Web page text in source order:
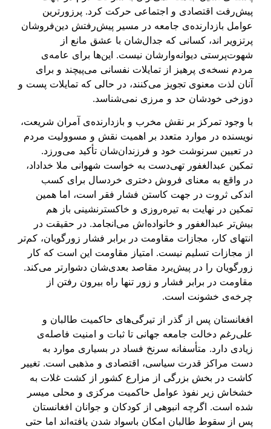
پیش‌رفت اقتصادی و اجتماعی حرکت کرد. پرزورترین
عوامل بازدارنده‌ی جامعه در مسیر پیش‌رفتش دین‌فروشان
پرتزویر اند، کسانی که جدال‌شان با عشق مانع از
شهوت‌پرستی دیوانه‌وارشان نیست. این‌ها برای عامه‌ی
مردم نسخه‌ی پرهیز از تمایلات نفسانی می‌پیچند و برای
آنان لذت معنوی تجویز می‌کنند، در حالی که تمایلات پست و
دوزخی خودشان حد و مرزی نمی‌شناسد.
با وجود تمرکز بر نقش مخرب و بازدارنده‌ی آمران شریعت،
نویسنده در موارد متعدد بر اهمیت نقش و مسوولیت مردم
در تعیین سرنوشت خود و فرزندان‌شان تأکید می‌ورزد.
تمکین عبدالغفور تهی‌دست به خواست شهوانی ملا خداداد،
در واقع به معنای فروش دختری خردسال برای کسب
اندکی ثروت در جهت کاستن فشار فقر است، اما همین
تمکین در نهایت به تیره‌روزی و خاکسترنشینی باز هم
بیش‌تر عبدالغفور و خانواده‌اش می‌انجامد. در حقیقت در
انتهای کار، مجازات مقاومت در برابر فشار زورگویان، کم‌تر
از مجازات تسلیم نیست. امتیاز مقاومت این است که کار
زورگویان را در پیش‌برد مقاصد بعدی‌شان دشوارتر می‌کند.
مقاومت در برابر فشار و زور تنها راه بیرون رفتن از
چرخه‌ی خشونت است.
افغانستان پس از گذر از تیرگی‌های حاکمیت طالبان و
علی‌رغم دخالت جامعه‌ جهانی تا ثبات و امنیت فاصله‌ی
زیادی دارد. متأسفانه سرنخ فساد در بسیاری موارد به
دست مراکز قدرت سیاسی، اقتصادی و مذهبی است. تغییر
کاشت در بخش بزرگی از مزارع کشور از کشت غلات به
خشخاش زیر نفوذ عوامل حاکمیت مرکزی و محلی میسر
شده است. اگرچه انبوهی از کودکان و جوانان افغانستان
پس از سقوط طالبان امکان باسواد شدن یافته‌اند اما حتی